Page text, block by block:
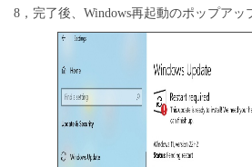
8，完了後、 Windows再起動のポップアッ